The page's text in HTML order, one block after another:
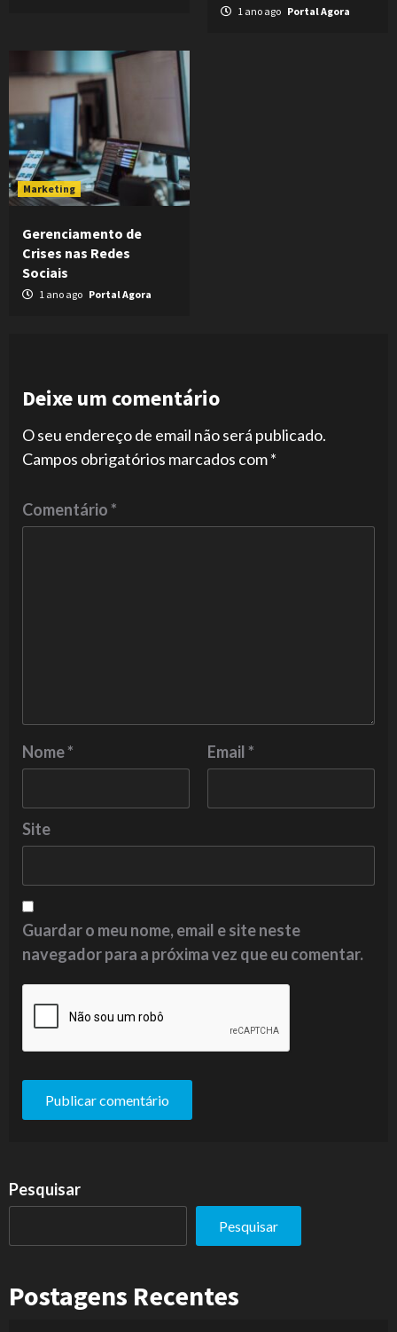
1 ano ago Portal Agora
Marketing
Gerenciamento de
Crises nas Redes
Sociais
1 ano ago Portal Agora
Deixe um comentário
O seu endereço de email não será publicado.
Campos obrigatórios marcados com*
Comentário*
Nome* Email*
Site
Guardar o meu nome, email e site neste
navegador para a próxima vez que eu comentar.
Pesquisar
Pesquisar
Postagens Recentes